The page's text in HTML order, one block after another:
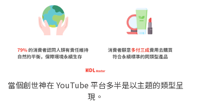
當個創世神在 YouTube 平台多半是以主題的類型呈
現。